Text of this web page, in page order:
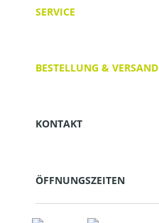
SERVICE
BESTELLUNG & VERSAND
KONTAKT
ÖFFNUNGSZEITEN